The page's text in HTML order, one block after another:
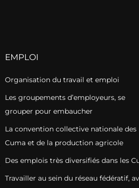
EMPLOI
Organisation du travail et emploi
Les groupements d’employeurs, se
grouper pour embaucher
La convention collective nationale des
Cuma et de la production agricole
Des emplois très diversifiés dans les
Travailler au sein du réseau fédératif,